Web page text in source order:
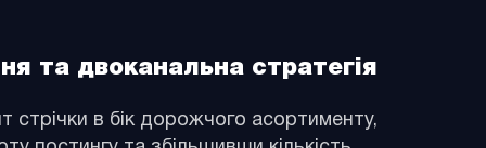
та двоканальна стратегія
стрічки в бік дорожчого асортименту,